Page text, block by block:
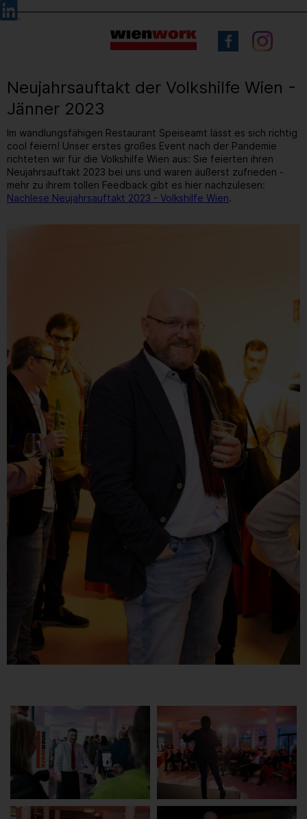
Barrierefreie
Bedienung
Sprachauswahl
Neujahrsauftakt der Volkshilfe Wien -
Jänner 2023
Im wandlungsfähigen Restaurant Speiseamt lässt es sich richtig
cool feiern! Unser erstes großes Event nach der Pandemie
richteten wir für die Volkshilfe Wien aus: Sie feierten ihren
Neujahrsauftakt 2023 bei uns und waren äußerst zufrieden -
mehr zu ihrem tollen Feedback gibt es hier nachzulesen:
Nachlese Neujahrsauftakt 2023 - Volkshilfe Wien.